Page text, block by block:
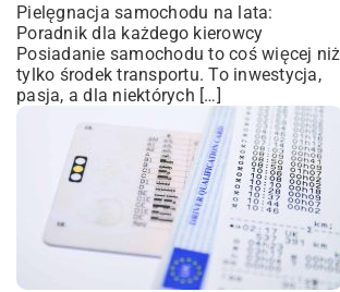
Pielęgnacja samochodu na lata:
Poradnik dla każdego kierowcy
Posiadanie samochodu to coś więcej niż
tylko środek transportu. To inwestycja,
pasja, a dla niektórych […]